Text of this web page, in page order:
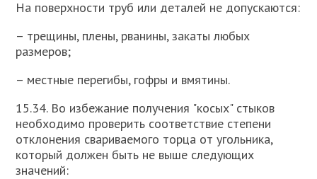
На поверхности труб или деталей не допускаются:
– трещины, плены, рванины, закаты любых
размеров;
– местные перегибы, гофры и вмятины.
15.34. Во избежание получения "косых" стыков
необходимо проверить соответствие степени
отклонения свариваемого торца от угольника,
который должен быть не выше следующих
значений: